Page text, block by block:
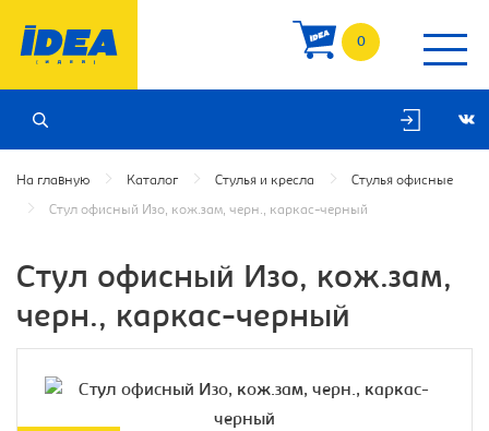
0
На главную Каталог Стулья и кресла Стулья офисные
Стул офисный Изо, кож.зам, черн., каркас-черный
Стул офисный Изо, кож.зам,
черн., каркас-черный